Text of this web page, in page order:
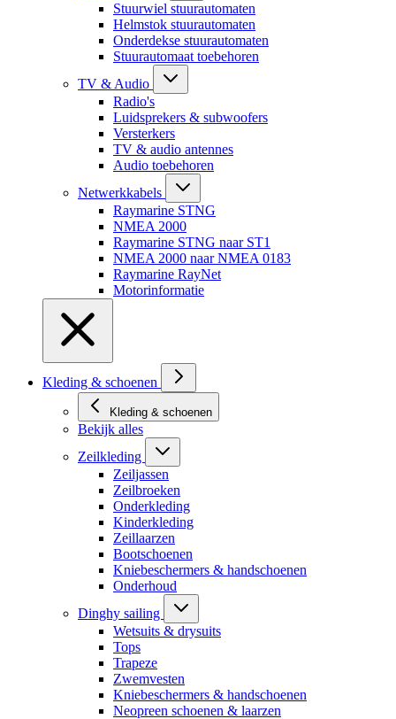
Stuurwiel stuurautomaten
Helmstok stuurautomaten
Onderdekse stuurautomaten
Stuurautomaat toebehoren
TV & Audio
Radio's
Luidsprekers & subwoofers
Versterkers
TV & audio antennes
Audio toebehoren
Netwerkkabels
Raymarine STNG
NMEA 2000
Raymarine STNG naar ST1
NMEA 2000 naar NMEA 0183
Raymarine RayNet
Motorinformatie
Kleding & schoenen
Kleding & schoenen
Bekijk alles
Zeilkleding
Zeiljassen
Zeilbroeken
Onderkleding
Kinderkleding
Zeillaarzen
Bootschoenen
Kniebeschermers & handschoenen
Onderhoud
Dinghy sailing
Wetsuits & drysuits
Tops
Trapeze
Zwemvesten
Kniebeschermers & handschoenen
Neopreen schoenen & laarzen